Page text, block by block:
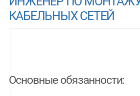
КАБЕЛЬНЫХ СЕТЕЙ
Основные обязанности: